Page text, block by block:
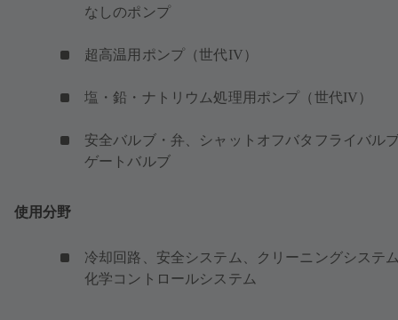
なしのポンプ
超高温用ポンプ（世代IV）
塩・鉛・ナトリウム処理用ポンプ（世代IV）
安全バルブ・弁、シャットオフバタフライバル
ゲートバルブ
使用分野
冷却回路、安全システム、クリーニングシステ
化学コントロールシステム